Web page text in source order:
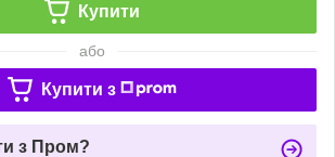
Купити
або
Купити з
з Пром?